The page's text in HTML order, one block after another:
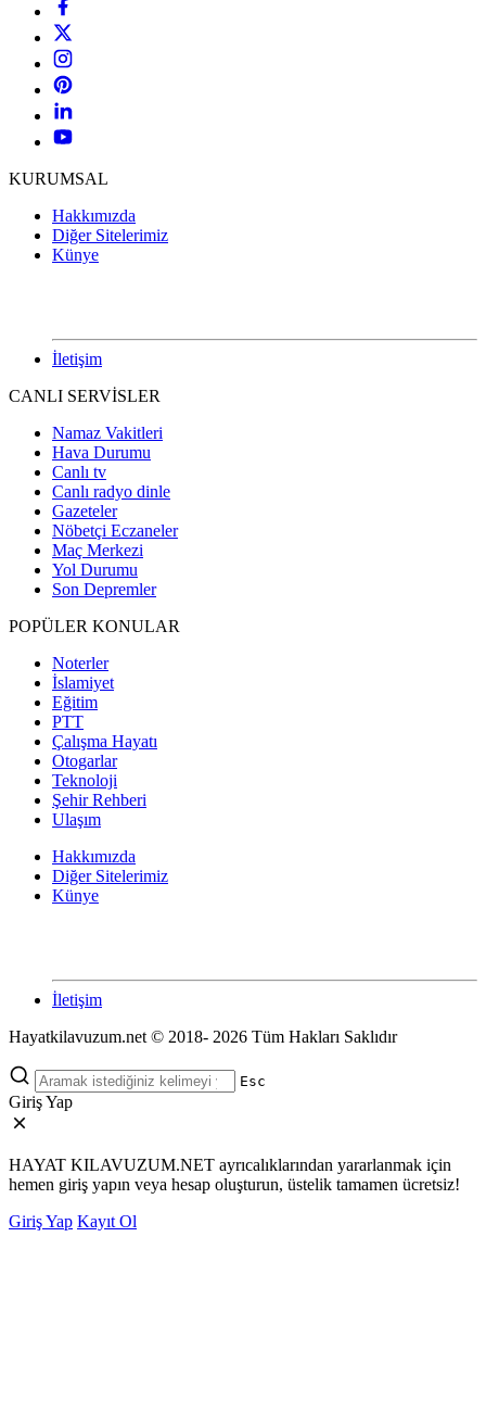
KURUMSAL
Hakkımızda
Diğer Sitelerimiz
Künye
İletişim
CANLI SERVİSLER
Namaz Vakitleri
Hava Durumu
Canlı tv
Canlı radyo dinle
Gazeteler
Nöbetçi Eczaneler
Maç Merkezi
Yol Durumu
Son Depremler
POPÜLER KONULAR
Noterler
İslamiyet
Eğitim
PTT
Çalışma Hayatı
Otogarlar
Teknoloji
Şehir Rehberi
Ulaşım
Hakkımızda
Diğer Sitelerimiz
Künye
İletişim
Hayatkilavuzum.net © 2018- 2026 Tüm Hakları Saklıdır
Esc
Giriş Yap
HAYAT KILAVUZUM.NET ayrıcalıklarından yararlanmak için
hemen giriş yapın veya hesap oluşturun, üstelik tamamen ücretsiz!
Giriş Yap Kayıt Ol